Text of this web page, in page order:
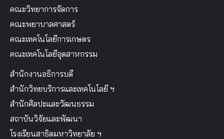
คณะวิทยาการจัดการ
คณะพยาบาลศาสตร์
คณะเทคโนโลยีการเกษตร
คณะเทคโนโลยีอุตสาหกรรม
สำนักงานอธิการบดี
สำนักวิทยบริการและเทคโนโลยี ฯ
สำนักศิลปะและวัฒนธรรม
สถาบันวิจัยและพัฒนา
โรงเรียนสาธิตมหาวิทยาลัย ฯ